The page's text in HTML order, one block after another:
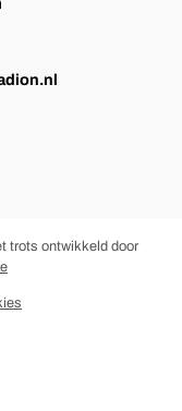
trots ontwikkeld door